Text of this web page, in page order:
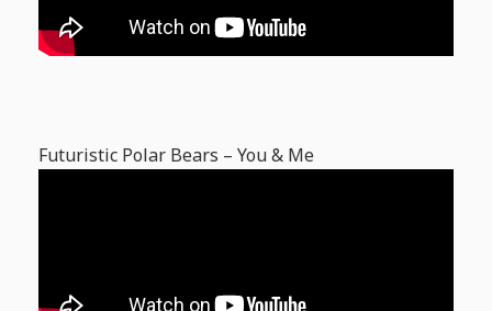
Futuristic Polar Bears – You & Me